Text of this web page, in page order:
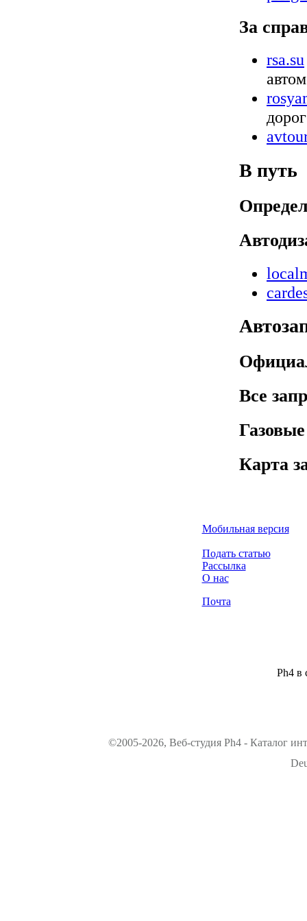
За
rsa.su
В путь
Все
Карта
Мобильная версия
Подать статью
Рассылка
О нас
Почта
Ph4 в
©2005-2026, Веб-студия Ph4 - Каталог